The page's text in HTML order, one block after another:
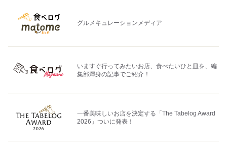
グルメキュレーションメディア
いますぐ行ってみたいお店、食べたいひと皿を、編
集部渾身の記事でご紹介！
一番美味しいお店を決定する「The Tabelog Award
2026」ついに発表！